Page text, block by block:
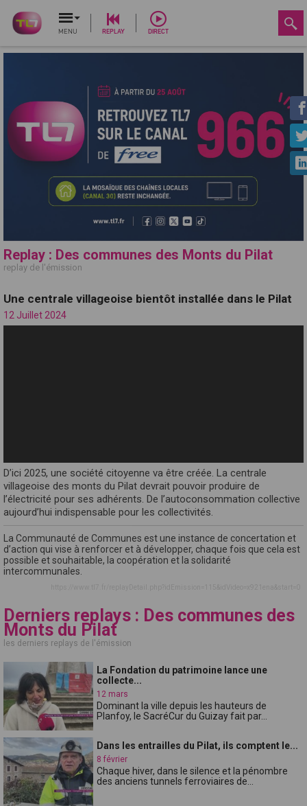
MENU REPLAY DIRECT
Replay : Des communes des Monts du Pilat
replay de l'émission
Une centrale villageoise bientôt installée dans le Pilat
12 Juillet 2024
D’ici 2025, une société citoyenne va être créée. La centrale
villageoise des monts du Pilat devrait pouvoir produire de
l’électricité pour ses adhérents. De l’autoconsommation collective
aujourd’hui indispensable pour les collectivités.
La Communauté de Communes est une instance de concertation et
d’action qui vise à renforcer et à développer, chaque fois que cela est
possible et souhaitable, la coopération et la solidarité
intercommunales.
Derniers replays : Des communes des
Monts du Pilat
les derniers replays de l'émission
La Fondation du patrimoine lance une
collecte...
12 mars
Dominant la ville depuis les hauteurs de
Planfoy, le SacréCur du Guizay fait par...
Dans les entrailles du Pilat, ils comptent le...
8 février
Chaque hiver, dans le silence et la pénombre
des anciens tunnels ferroviaires de...